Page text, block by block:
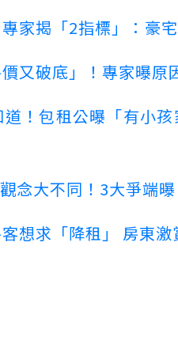
家揭「2指標」：豪
又破底」！專家曝原
！包租公曝「有小
念大不同！3大爭端
想求「降租」 房東